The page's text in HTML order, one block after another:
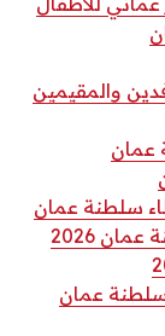
والمقيمين
عمان
سلطنة عمان
2026
سلطنة عمان